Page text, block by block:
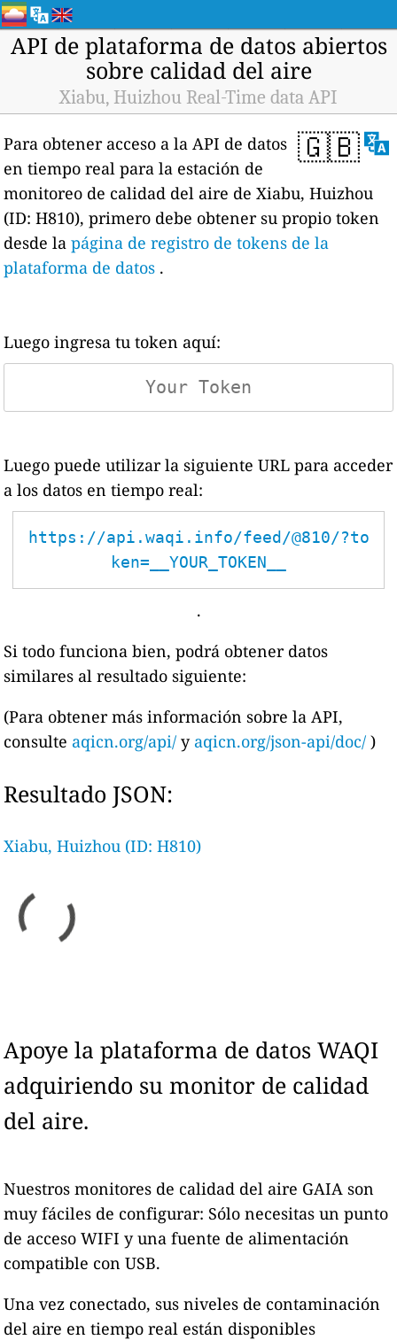
API de plataforma de datos abiertos
sobre calidad del aire
Xiabu, Huizhou Real-Time data API
🇬🇧
Para obtener acceso a la API de datos
en tiempo real para la estación de
monitoreo de calidad del aire de Xiabu, Huizhou
(ID: H810), primero debe obtener su propio token
desde lapágina de registro de tokens de la
plataforma de datos .
Luego ingresa tu token aquí:
Luego puede utilizar la siguiente URL para acceder
a los datos en tiempo real:
https://api.waqi.info/feed/@810/?to
ken=__YOUR_TOKEN__
.
Si todo funciona bien, podrá obtener datos
similares al resultado siguiente:
(Para obtener más información sobre la API,
consulte aqicn.org/api/ y aqicn.org/json-api/doc/ )
Resultado JSON:
Xiabu, Huizhou (ID: H810)
Apoye la plataforma de datos WAQI
adquiriendo su monitor de calidad
del aire.
Nuestros monitores de calidad del aire GAIA son
muy fáciles de configurar: Sólo necesitas un punto
de acceso WIFI y una fuente de alimentación
compatible con USB.
Una vez conectado, sus niveles de contaminación
del aire en tiempo real están disponibles